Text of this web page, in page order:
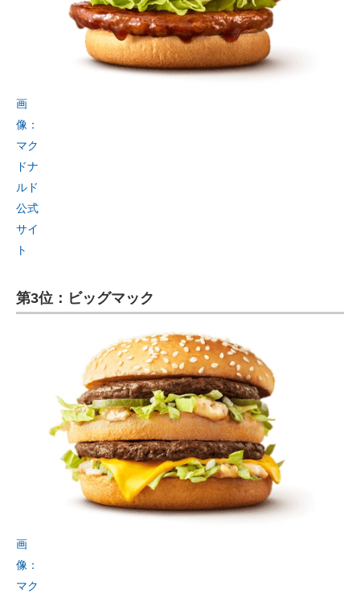
画
像：
マク
ドナ
ルド
公式
サイ
ト
第3位：ビッグマック
画
像：
マク